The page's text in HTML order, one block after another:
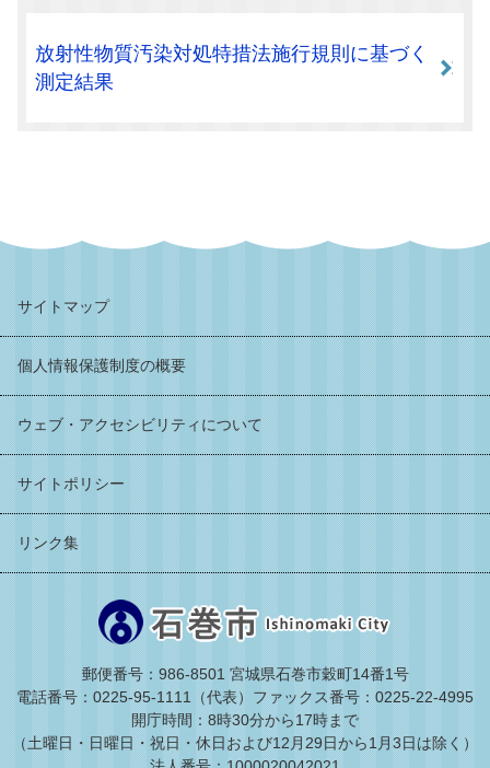
放射性物質汚染対処特措法施行規則に基づく
測定結果
サイトマップ
個人情報保護制度の概要
ウェブ・アクセシビリティについて
サイトポリシー
リンク集
郵便番号：986-8501 宮城県石巻市穀町14番1号
電話番号：0225-95-1111（代表） ファックス番号：0225-22-4995
開庁時間：8時30分から17時まで
（土曜日・日曜日・祝日・休日および12月29日から1月3日は除く）